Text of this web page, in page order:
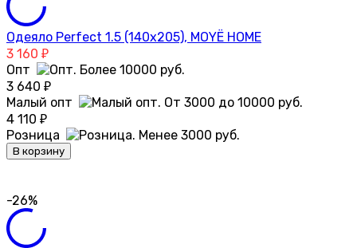
Одеяло Perfect 1.5 (140х205), MOYЁ HOME
3 160 ₽
Опт
3 640 ₽
Малый опт
4 110 ₽
Розница
В корзину
-26%